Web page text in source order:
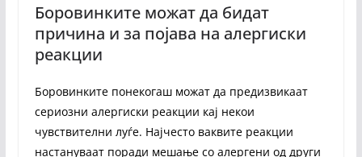
Боровинките можат да бидат
причина и за појава на алергиски
реакции
Боровинките понекогаш можат да предизвикаат
сериозни алергиски реакции кај некои
чувствителни луѓе. Најчесто ваквите реакции
настануваат поради мешање со алергени од други